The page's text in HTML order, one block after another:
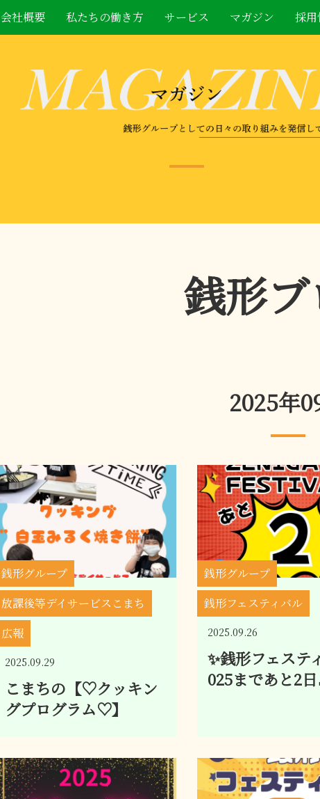
会社概要 私たちの働き方 サービス マガジン 採
銭形
2025年
こまちの【♡クッキン
グプログラム♡】
2025.09.29
銭形グループ
放課後等デイサービスこまち
広報
✨銭形フェステ
025まであと2
2025.09.26
銭形グループ
銭形フェスティバル